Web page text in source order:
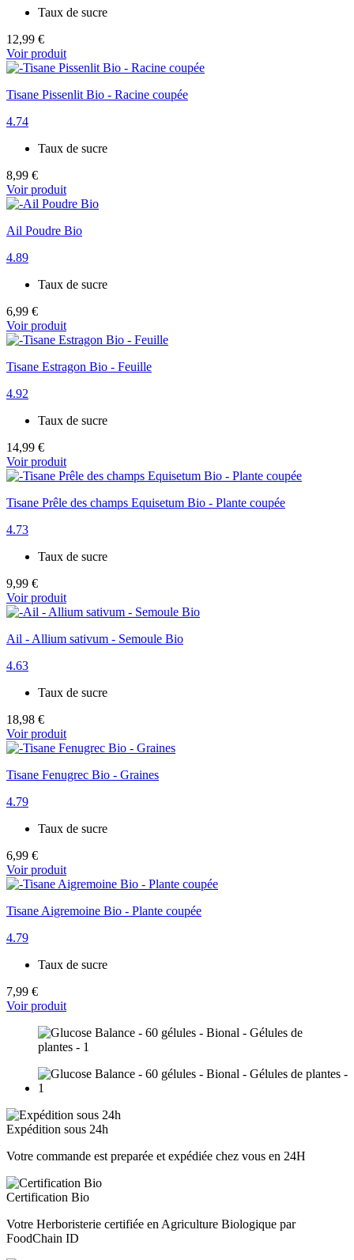
Taux de sucre
12,99 €
Voir produit
Tisane Pissenlit Bio - Racine coupée
4.74
Taux de sucre
8,99 €
Voir produit
Ail Poudre Bio
4.89
Taux de sucre
6,99 €
Voir produit
Tisane Estragon Bio - Feuille
4.92
Taux de sucre
14,99 €
Voir produit
Tisane Prêle des champs Equisetum Bio - Plante coupée
4.73
Taux de sucre
9,99 €
Voir produit
Ail - Allium sativum - Semoule Bio
4.63
Taux de sucre
18,98 €
Voir produit
Tisane Fenugrec Bio - Graines
4.79
Taux de sucre
6,99 €
Voir produit
Tisane Aigremoine Bio - Plante coupée
4.79
Taux de sucre
7,99 €
Voir produit
Expédition sous 24h
Votre commande est preparée et expédiée chez vous en 24H
Certification Bio
Votre Herboristerie certifiée en Agriculture Biologique par
FoodChain ID